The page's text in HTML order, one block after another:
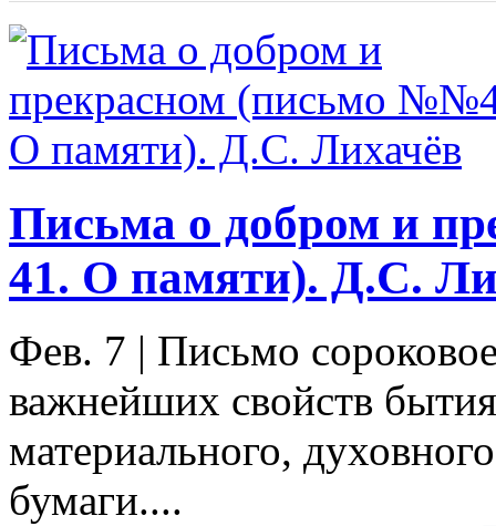
Письма о добром и
41. О памяти). Д.С.
Фев. 7 | Письмо
важнейших свойств
материального,
бумаги....